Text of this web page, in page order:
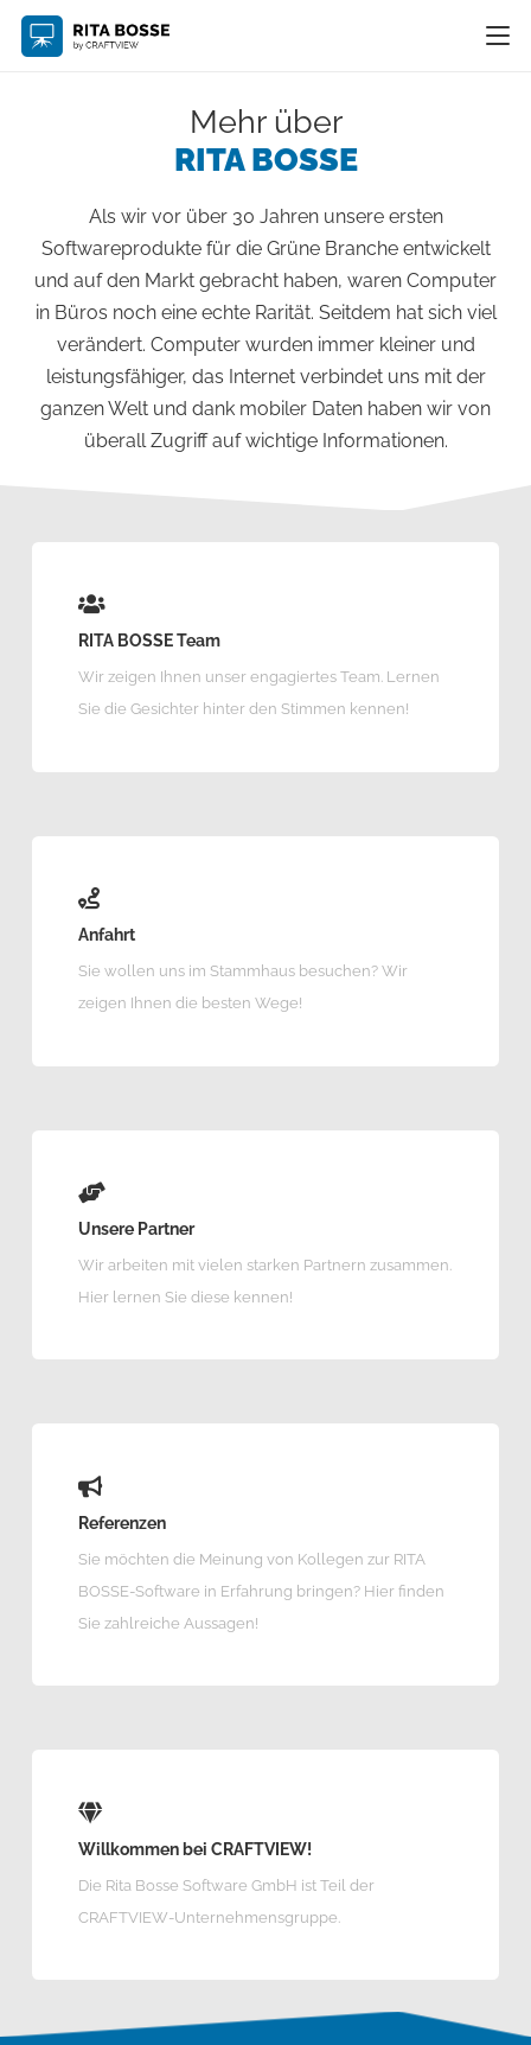
Mehr über
RITA BOSSE
Als wir vor über 30 Jahren unsere ersten
Softwareprodukte für die Grüne Branche entwickelt
und auf den Markt gebracht haben, waren Computer
in Büros noch eine echte Rarität. Seitdem hat sich viel
verändert. Computer wurden immer kleiner und
leistungsfähiger, das Internet verbindet uns mit der
ganzen Welt und dank mobiler Daten haben wir von
überall Zugriff auf wichtige Informationen.
RITA BOSSE Team
Wir zeigen Ihnen unser engagiertes Team. Lernen
Sie die Gesichter hinter den Stimmen kennen!
Anfahrt
Sie wollen uns im Stammhaus besuchen? Wir
zeigen Ihnen die besten Wege!
Unsere Partner
Wir arbeiten mit vielen starken Partnern zusammen.
Hier lernen Sie diese kennen!
Referenzen
Sie möchten die Meinung von Kollegen zur RITA
BOSSE-Software in Erfahrung bringen? Hier finden
Sie zahlreiche Aussagen!
Willkommen bei CRAFTVIEW!
Die Rita Bosse Software GmbH ist Teil der
CRAFTVIEW-Unternehmensgruppe.